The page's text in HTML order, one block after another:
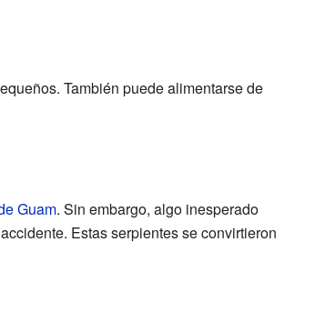
También puede alimentarse de
Guam. Sin embargo, algo inesperado
Estas serpientes se convirtieron